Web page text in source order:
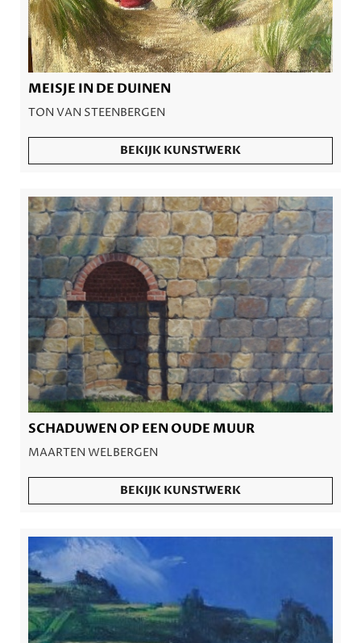
MEISJE IN DE DUINEN
TON VAN STEENBERGEN
BEKIJK KUNSTWERK
SCHADUWEN OP EEN OUDE MUUR
MAARTEN WELBERGEN
BEKIJK KUNSTWERK